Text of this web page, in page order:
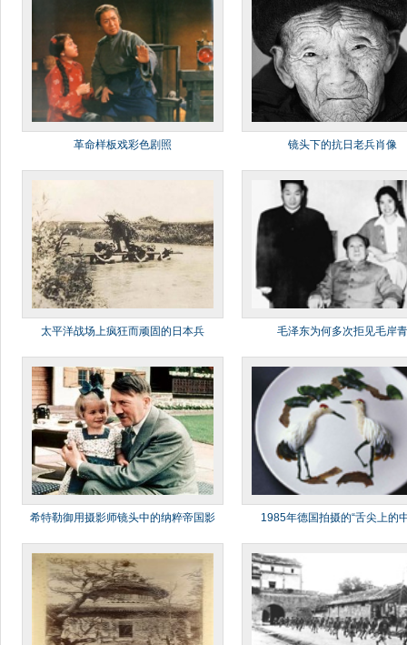
革命样板戏彩色剧照 镜头下的抗日老兵肖像
太平洋战场上疯狂而顽固的日本兵 毛泽东为何多次拒见毛岸青
希特勒御用摄影师镜头中的纳粹帝国影
1985年德国拍摄的“舌尖上的